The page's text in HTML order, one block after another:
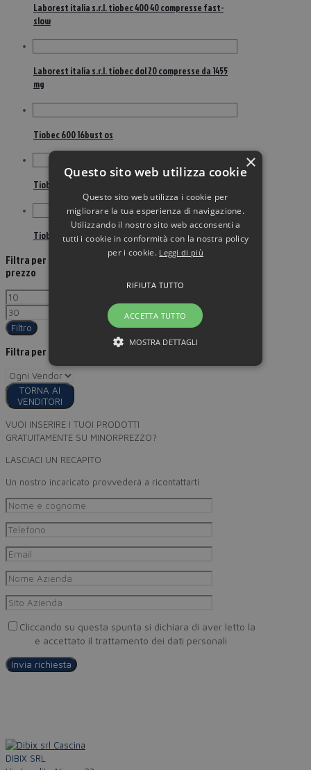
Laborest italia s.r.l. tiobec 400 40 compresse fast-
slow
Laborest italia s.r.l. tiobec dol 20 compresse da 1455
mg
Tiobec 600 16bust os
Tiobec 800 10 bust fast-slow
Tiobec 800 duo cpr orosolubili
Filtra per
prezzo
Filtro
Filtra per
TORNA AI
VENDITORI
VUOI INSERIRE I TUOI PRODOTTI
GRATUITAMENTE SU MINORPREZZO?
LASCIACI UN RECAPITO
Un nostro incaricato provvederà a ricontattarti
Cliccando su questa spunta si dichiara di aver letto la
e accettato il trattamento dei dati personali
DIBIX SRL
×
Questo sito web utilizza cookie
Questo sito web utilizza i cookie per
migliorare la tua esperienza di navigazione.
Utilizzando il nostro sito web acconsenti a
tutti i cookie in conformità con la nostra policy
per i cookie. Leggi di più
ACCETTA TUTTO
RIFIUTA TUTTO
MOSTRA DETTAGLI